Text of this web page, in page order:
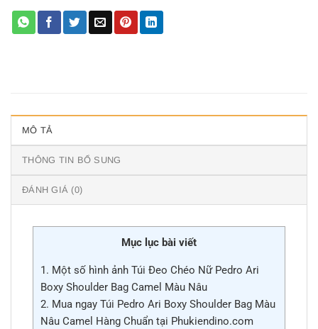
MÔ TẢ
THÔNG TIN BỔ SUNG
ĐÁNH GIÁ (0)
Mục lục bài viết
1. Một số hình ảnh Túi Đeo Chéo Nữ Pedro Ari
Boxy Shoulder Bag Camel Màu Nâu
2. Mua ngay Túi Pedro Ari Boxy Shoulder Bag Màu
Nâu Camel Hàng Chuẩn tại Phukiendino.com